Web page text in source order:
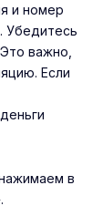
и номер
Убедитесь
важно,
Если
в